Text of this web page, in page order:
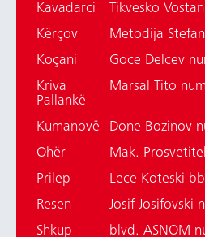
Kavadarci
Tikvesko
Kërçov
Metodija
Koçani
Goce Delcev
Kriva
Pallankë
Marsal Tito
Kumanovë
Done Bozinov
Ohër
Mak.
Prilep
Lece Koteski bb
Resen
Josif Josifovski
Shkup
blvd. ASNOM